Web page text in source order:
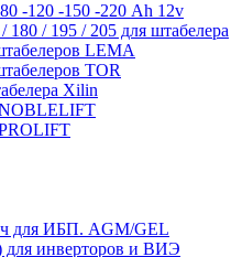
-120 -150 -220 Ah 12v
/ 195 / 205 для штабелера
LEMA
TOR
Xilin
для ИБП. AGM/GEL
для инверторов и ВИЭ